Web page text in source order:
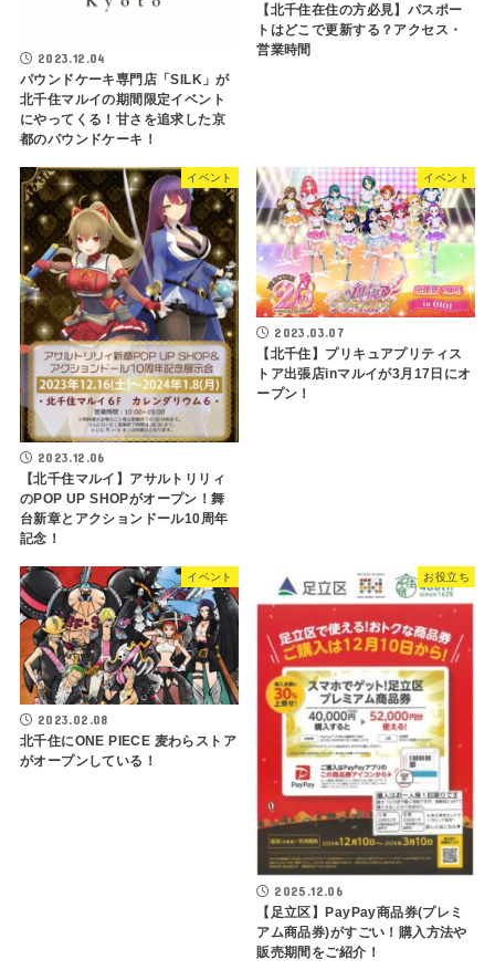
2023.12.04
パウンドケーキ専門店「SILK」が
北千住マルイの期間限定イベント
にやってくる！甘さを追求した京
都のパウンドケーキ！
【北千住在住の方必見】パスポー
トはどこで更新する？アクセス・
営業時間
イベント
2023.12.06
【北千住マルイ】アサルトリリィ
のPOP UP SHOPがオープン！舞
台新章とアクションドール10周年
記念！
イベント
2023.03.07
【北千住】プリキュアプリティス
トア出張店inマルイが3月17日にオ
ープン！
イベント
2023.02.08
北千住にONE PIECE 麦わらストア
がオープンしている！
お役立ち
2025.12.06
【足立区】PayPay商品券(プレミ
アム商品券)がすごい！購入方法や
販売期間をご紹介！